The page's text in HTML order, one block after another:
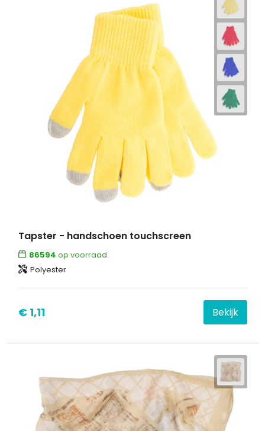
Tapster - handschoen touchscreen
86594 op voorraad
Polyester
€ 1,11 Bekijk